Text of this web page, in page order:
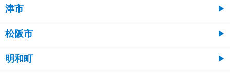
津市
松阪市
明和町